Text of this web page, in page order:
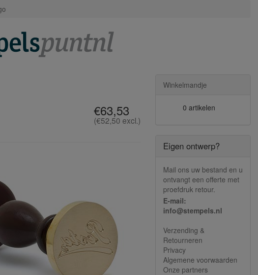
€63,53
(€52,50 excl.)
Winkelmandje
0 artikelen
Eigen ontwerp?
Mail ons uw bestand en u
ontvangt een offerte met
proefdruk retour.
E-mail:
info@stempels.nl
Verzending &
Retourneren
Privacy
Algemene voorwaarden
Onze partners